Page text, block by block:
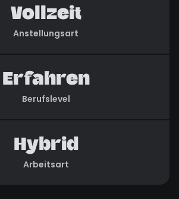
Vollzeit
Anstellungsart
Erfahren
Berufslevel
Hybrid
Arbeitsart